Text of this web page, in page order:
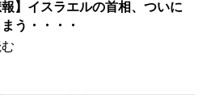
報】イスラエルの首相、ついに
う・・・・